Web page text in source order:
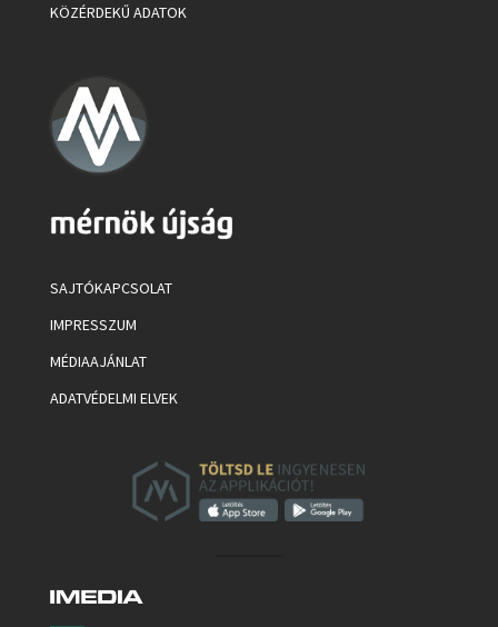
KÖZÉRDEKŰ ADATOK
SAJTÓKAPCSOLAT
IMPRESSZUM
MÉDIAAJÁNLAT
ADATVÉDELMI ELVEK